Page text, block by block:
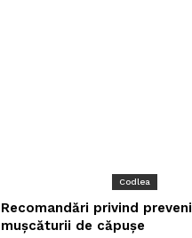
Codlea
Recomandări privind
mușcăturii de căpușe